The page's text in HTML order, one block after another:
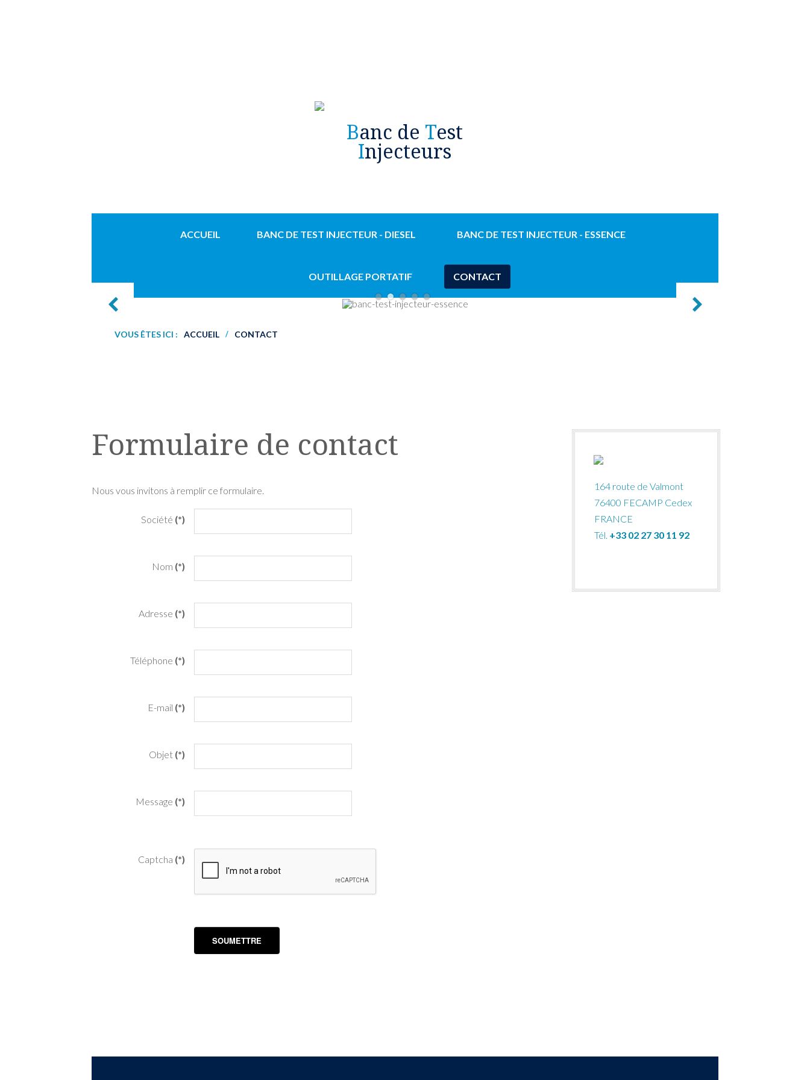
Banc de Test
Injecteurs
ACCUEIL BANC DE TEST INJECTEUR - DIESEL BANC DE TEST INJECTEUR - ESSENCE
OUTILLAGE PORTATIF CONTACT
VOUS ÊTES ICI : ACCUEIL / CONTACT
Formulaire de contact
Nous vous invitons à remplir ce formulaire.
Société (*)
Nom (*)
Adresse (*)
Téléphone (*)
E-mail (*)
Objet (*)
Message (*)
Captcha (*)
164 route de Valmont
76400 FECAMP Cedex
FRANCE
Tél. +33 02 27 30 11 92